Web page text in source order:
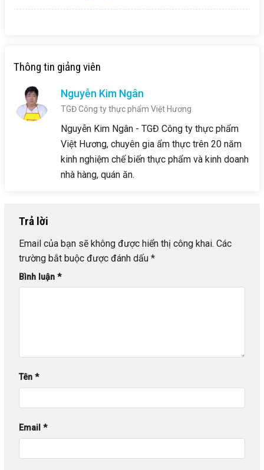
Thông tin giảng viên
Nguyễn Kim Ngân
TGĐ Công ty thực phẩm Việt Hương
Nguyễn Kim Ngân - TGĐ Công ty thực phẩm
Việt Hương, chuyên gia ẩm thực trên 20 năm
kinh nghiệm chế biến thực phẩm và kinh doanh
nhà hàng, quán ăn.
Trả lời
Email của bạn sẽ không được hiển thị công khai. Các
trường bắt buộc được đánh dấu *
Bình luận *
Tên *
Email *